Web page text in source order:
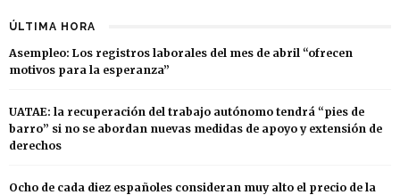
ÚLTIMA HORA
Asempleo: Los registros laborales del mes de abril “ofrecen
motivos para la esperanza”
UATAE: la recuperación del trabajo autónomo tendrá “pies de
barro” si no se abordan nuevas medidas de apoyo y extensión de
derechos
Ocho de cada diez españoles consideran muy alto el precio de la